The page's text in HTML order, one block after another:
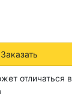
Заказать
отличаться в